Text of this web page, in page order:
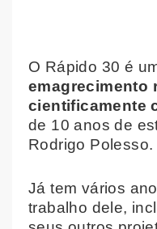
O Rápido 30 é
emagrecimento
cientificamente
de 10 anos de
Rodrigo Polesso.
Já tem vários
trabalho dele,